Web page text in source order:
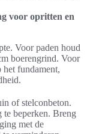
voor opritten en
Voor paden houd
boerengrind. Voor
fundament,
of stelconbeton.
te beperken. Breng
met de